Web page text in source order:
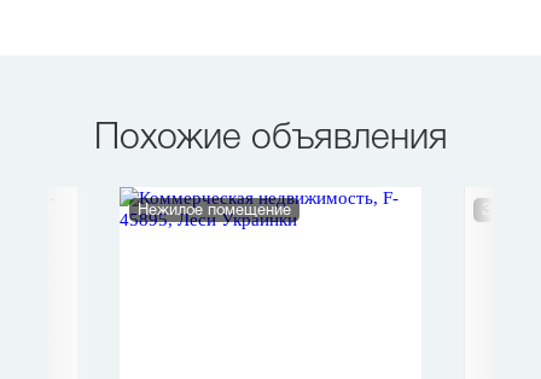
Похожие объявления
Нежилое помещение